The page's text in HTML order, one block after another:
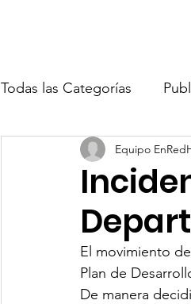
Todas las Categorías
Equipo
El movimiento
Plan de
De manera